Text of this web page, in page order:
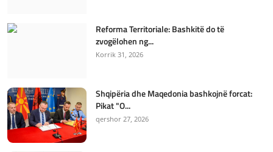
Reforma Territoriale: Bashkitë do të
zvogëlohen ng...
Korrik 31, 2026
Shqipëria dhe Maqedonia bashkojnë forcat:
Pikat "O...
qershor 27, 2026